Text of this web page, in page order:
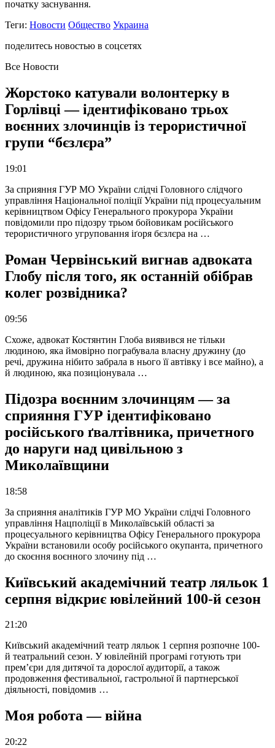
початку заснування.
Теги: Новости Общество Украина
поделитесь новостью в соцсетях
Все Новости
Жорстоко катували волонтерку в
Горлівці — ідентифіковано трьох
воєнних злочинців із терористичної
групи “бєзлєра”
19:01
За сприяння ГУР МО України слідчі Головного слідчого
управління Національної поліції України під процесуальним
керівництвом Офісу Генерального прокурора України
повідомили про підозру трьом бойовикам російського
терористичного угруповання іґоря бєзлєра на …
Роман Червінський вигнав адвоката
Глобу після того, як останній обібрав
колег розвідника?
09:56
Схоже, адвокат Костянтин Глоба виявився не тільки
людиною, яка ймовірно пограбувала власну дружину (до
речі, дружина нібито забрала в нього її автівку і все майно), а
й людиною, яка позиціонувала …
Підозра воєнним злочинцям — за
сприяння ГУР ідентифіковано
російського ґвалтівника, причетного
до наруги над цивільною з
Миколаївщини
18:58
За сприяння аналітиків ГУР МО України слідчі Головного
управління Нацполіції в Миколаївській області за
процесуального керівництва Офісу Генерального прокурора
України встановили особу російського окупанта, причетного
до скоєння воєнного злочину під …
Київський академічний театр ляльок 1
серпня відкриє ювілейний 100-й сезон
21:20
Київський академічний театр ляльок 1 серпня розпочне 100-
й театральний сезон. У ювілейній програмі готують три
прем’єри для дитячої та дорослої аудиторії, а також
продовження фестивальної, гастрольної й партнерської
діяльності, повідомив …
Моя робота — війна
20:22